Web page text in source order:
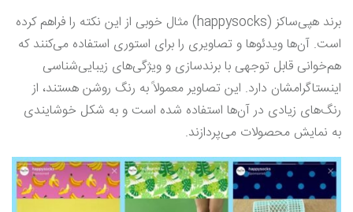
برند هپی‌ساکز (happysocks) مثال خوبی از این نکته را فراهم کرده
است. آن‌ها ویدئوها و تصاویری را برای استوری استفاده می‌کنند که
هم‌خوانی قابل توجهی با برندسازی و ویژگی‌های زیبایی‌شناسی
اینستاگرامشان دارد. این تصاویر معمولاً به رنگ روشن هستند، از
رنگ‌های زیادی در آن‌ها استفاده شده است و به شکل خوشایندی
به نمایش محصولات می‌پردازند.